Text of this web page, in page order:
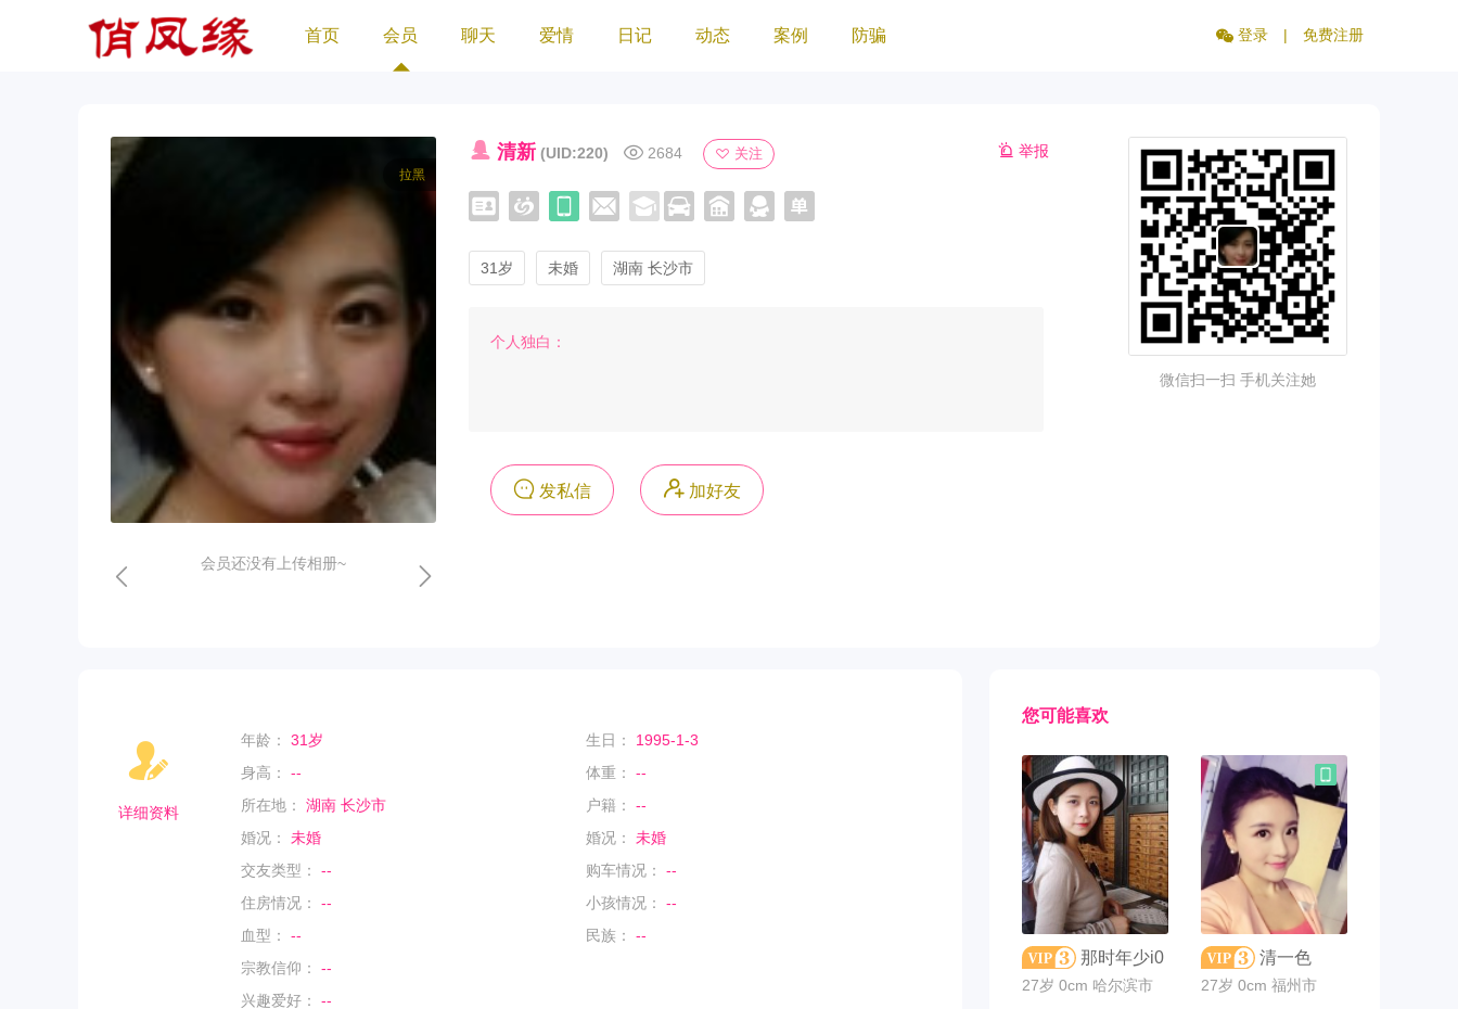
首页 会员 聊天 爱情 日记 动态 案例 防骗 登录 | 免费注册
拉黑
会员还没有上传相册~
清新 (UID:220) 2684 关注 举报
31岁 未婚 湖南 长沙市
个人独白：
发私信 加好友
微信扫一扫 手机关注她
详细资料
年龄： 31岁 生日：
1995-1-3
身高：
-- 体重：
--
所在地：
湖南 长沙市 户籍：
--
婚况：
未婚 婚况：
未婚
交友类型：
-- 购车情况：
--
住房情况：
-- 小孩情况：
--
血型：
-- 民族：
--
宗教信仰：
--
兴趣爱好：
--
您可能喜欢
联系TA
那时年少i0
27岁 0cm 哈尔滨市
联系TA
清一色
27岁 0cm 福州市